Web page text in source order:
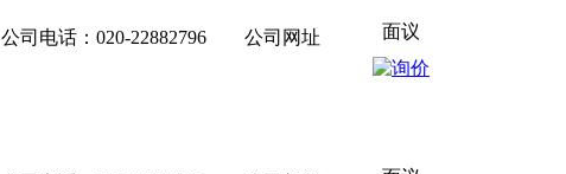
电话：020-22882796 公司网址
面议